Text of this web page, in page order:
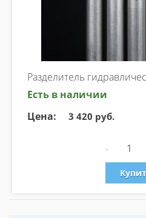
Разделитель
Есть в наличии
Цена:
3 420 руб.
-